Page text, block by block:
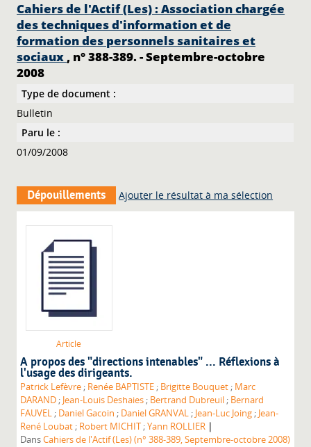
Cahiers de l'Actif (Les) : Association chargée
des techniques d'information et de
formation des personnels sanitaires et
sociaux , n° 388-389. - Septembre-octobre
2008
Type de document :
Bulletin
Paru le :
01/09/2008
Dépouillements Ajouter le résultat à ma sélection
Article
A propos des "directions intenables" ... Réflexions à
l'usage des dirigeants.
Patrick Lefèvre ; Renée BAPTISTE ; Brigitte Bouquet ; Marc
DARAND ; Jean-Louis Deshaies ; Bertrand Dubreuil ; Bernard
FAUVEL ; Daniel Gacoin ; Daniel GRANVAL ; Jean-Luc Joing ; Jean-
René Loubat ; Robert MICHIT ;Yann ROLLIER |
DansCahiers de l'Actif (Les) (n° 388-389, Septembre-octobre 2008)